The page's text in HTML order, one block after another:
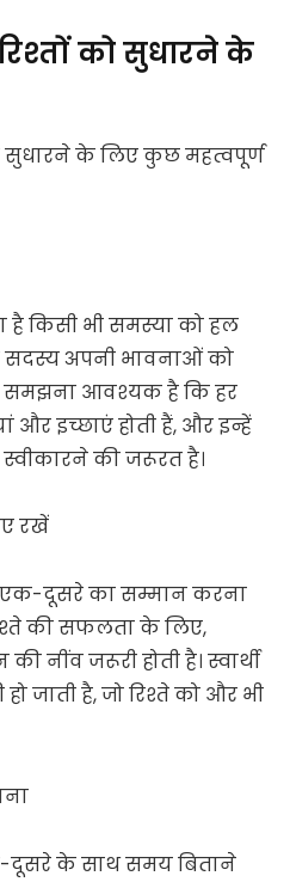
रिश्तों को सुधारने के
सुधारने के लिए कुछ महत्वपूर्ण
है किसी भी समस्या को हल
सदस्य अपनी भावनाओं को
समझना आवश्यक है कि हर
और इच्छाएं होती हैं, और इन्हें
की जरूरत है।
रखें
एक-दूसरे का सम्मान करना
की सफलता के लिए,
नींव जरूरी होती है। स्वार्थी
जाती है, जो रिश्ते को और भी
दूसरे के साथ समय बिताने